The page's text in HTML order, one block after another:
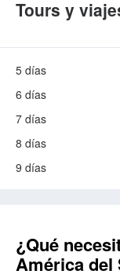
Tours y
5 días
6 días
7 días
8 días
9 días
¿Qué
América del